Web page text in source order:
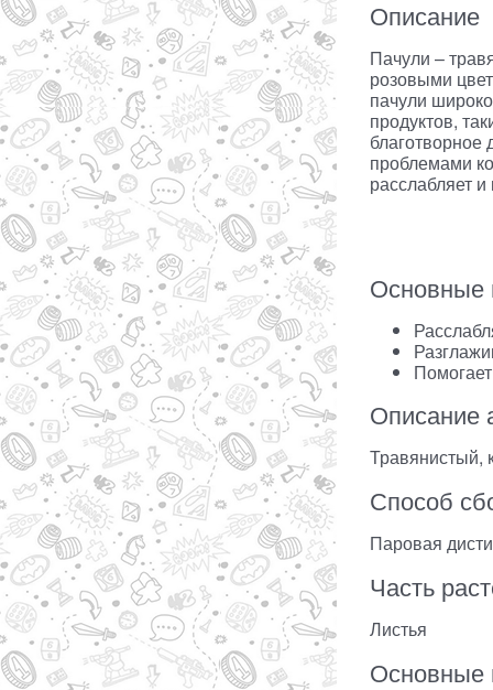
Описание
Пачули –
розовыми
пачули
продуктов,
проблемами
расслабляет
Основные
Описание
Способ
Паровая
Часть
Листья
Основные